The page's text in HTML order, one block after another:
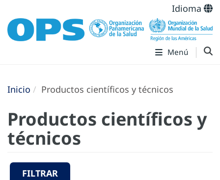
Idioma
Menú
Inicio Productos científicos y técnicos
Productos científicos y
técnicos
FILTRAR